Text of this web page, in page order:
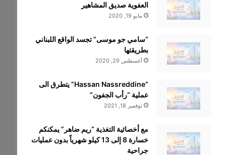
العفوية صديق المشاهير
مايو 19, 2020
“سامي جو موسى” تجسد الواقع اللبناني
بطريقتها
أغسطس 29, 2020
“Hassan Nassreddine” يتطرق الى
عملية “رأب الجفون”
نوفمبر 18, 2021
مع أخصائية التغذية “ريم ضاهر” يمكنكم
خسارة 8 إلى 13 كيلو شهرياً بدون عمليات
جراحية